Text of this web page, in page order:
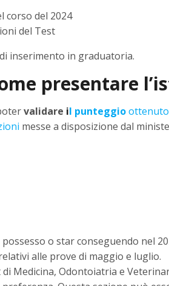
corso del 2024
del Test
inserimento in graduatoria.
presentare
validare il punteggioottenuto
messe a disposizione dal
o star conseguendo nel
alle prove di maggio e luglio.
Medicina, Odontoiatria e